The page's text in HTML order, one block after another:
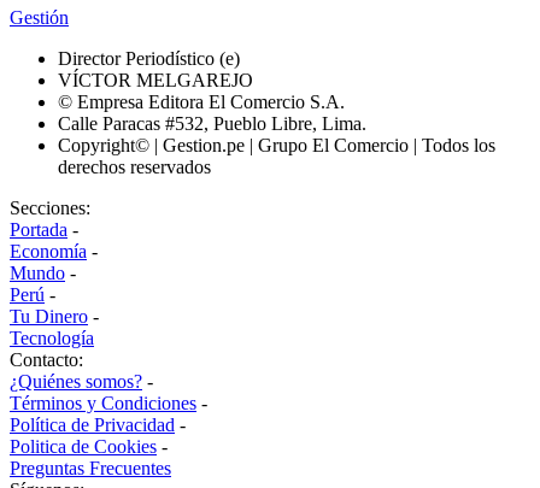
Gestión
Director Periodístico (e)
VÍCTOR MELGAREJO
© Empresa Editora El Comercio S.A.
Calle Paracas #532, Pueblo Libre, Lima.
Copyright© | Gestion.pe | Grupo El Comercio | Todos los
derechos reservados
Secciones:
Portada -
Economía -
Mundo -
Perú -
Tu Dinero -
Tecnología
Contacto:
¿Quiénes somos? -
Términos y Condiciones -
Política de Privacidad -
Politica de Cookies -
Preguntas Frecuentes